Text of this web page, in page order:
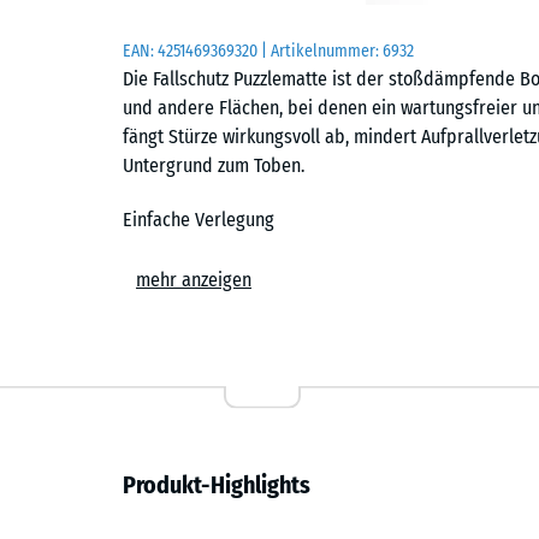
EAN:4251469369320 | Artikelnummer:6932
Die Fallschutz Puzzlematte ist der stoßdämpfende
und andere Flächen, bei denen ein wartungsfreier
fängt Stürze wirkungsvoll ab, mindert
Untergrund zum Toben.
Einfache Verlegung
Die Fallschutz Puzzlematten werden schwimmend,
vorgenommen werden. Einzelne Platten lassen
Fallschutzsystem und kritische Fallhöhe
mehr anzeigen
Produkt-Highlights